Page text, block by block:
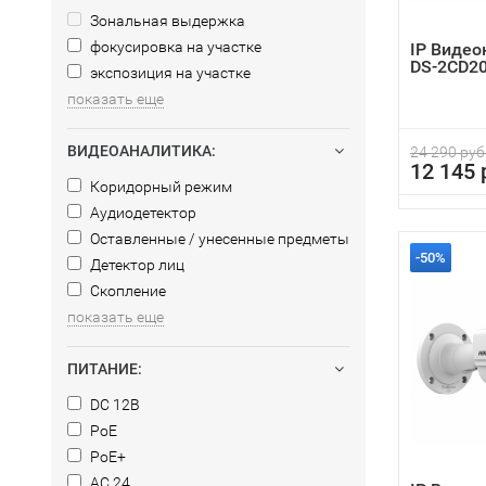
Зональная выдержка
фокусировка на участке
экспозиция на участке
показать еще
ВИДЕОАНАЛИТИКА:
Коридорный режим
Аудиодетектор
Оставленные / унесенные предметы
Детектор лиц
Скопление
показать еще
ПИТАНИЕ:
DC 12В
PoE
PoE+
IP
DS-
24 290
12 145
-50%